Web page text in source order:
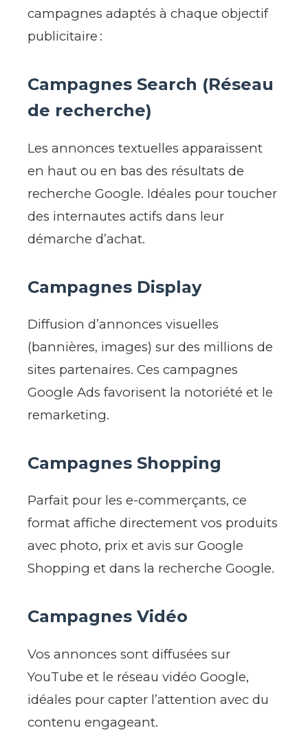
campagnes adaptés à chaque objectif
publicitaire :
Campagnes Search (Réseau
de recherche)
Les annonces textuelles apparaissent
en haut ou en bas des résultats de
recherche Google. Idéales pour toucher
des internautes actifs dans leur
démarche d’achat.
Campagnes Display
Diffusion d’annonces visuelles
(bannières, images) sur des millions de
sites partenaires. Ces campagnes
Google Ads favorisent la notoriété et le
remarketing.
Campagnes Shopping
Parfait pour les e-commerçants, ce
format affiche directement vos produits
avec photo, prix et avis sur Google
Shopping et dans la recherche Google.
Campagnes Vidéo
Vos annonces sont diffusées sur
YouTube et le réseau vidéo Google,
idéales pour capter l’attention avec du
contenu engageant.